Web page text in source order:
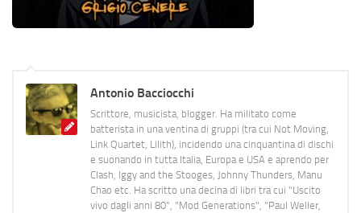
Antonio Bacciocchi
Scrittore, musicista, blogger. Ha militato come
batterista in una ventina di gruppi (tra cui Not Moving,
Link Quartet, Lilith), incidendo una cinquantina di dischi
e suonando in tutta Italia, Europa e USA e aprendo per
Clash, Iggy and the Stooges, Johnny Thunders, Manu
Chao etc. Ha scritto una decina di libri tra cui "Uscito
vivo dagli anni 80", "Mod Generations", "Paul Weller,